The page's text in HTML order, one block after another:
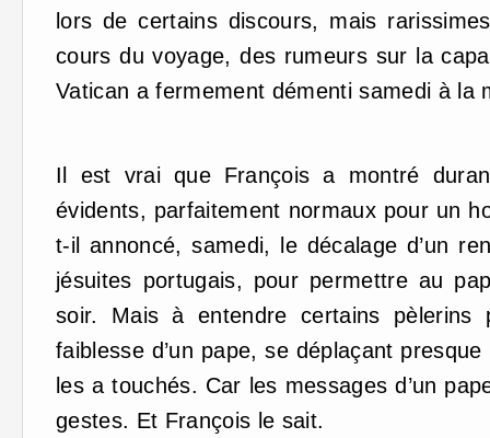
lors de certains discours, mais
cours du voyage, des rumeurs sur la
Vatican a fermement démenti samedi à la
Il est vrai que François a montré
évidents, parfaitement normaux pour un
t-il annoncé, samedi, le décalage d’un
jésuites portugais, pour permettre au
soir. Mais à entendre certains pèlerins
faiblesse d’un pape, se déplaçant
les a touchés. Car les messages d’un
gestes. Et François le sait.